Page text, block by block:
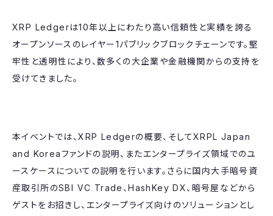
​​XRP Ledgerは10年以上にわたり高い信頼性と実績を誇る
オープンソースのレイヤー1パブリックブロックチェーンです。堅
牢性と透明性により、数多くの大企業や金融機関からの支持を
受けてきました。
本イベントでは、XRP Ledgerの概要、そしてXRPL Japan
and Koreaファンドの説明、またエンタープライズ領域でのユ
ースケースについての説明を行います。さらに​国内大手暗号資
産取引所のSBI VC Trade、HashKey DX、暗号屋などから
ゲストをお招きし、エンタープライズ向けのソリューションとし